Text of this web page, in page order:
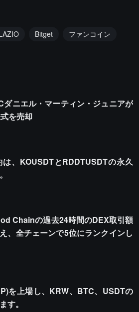
Bitget ファンコイン
ダニエル・マーティン・ジュニアが
を売却
、KOUSDTとRDDTUSDTの永久
Chainの過去24時間のDEX取引額
、全チェーンで5位にランクインし
を上場し、KRW、BTC、USDTの
す。